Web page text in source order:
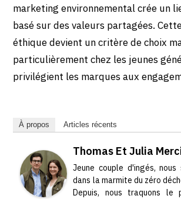
marketing environnemental crée un
basé sur des valeurs partagées.
éthique devient un critère de choix
particulièrement chez les jeunes
privilégient les marques aux
À propos Articles récents
Thomas Et Julia
Jeune couple d'ingés, nous
dans la marmite du zéro
Depuis, nous traquons le